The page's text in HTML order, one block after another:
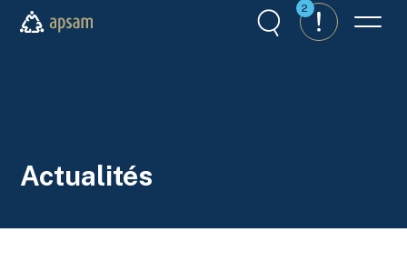
Aller au contenu principal
RechercheAlertes
2
Menu
Actualités